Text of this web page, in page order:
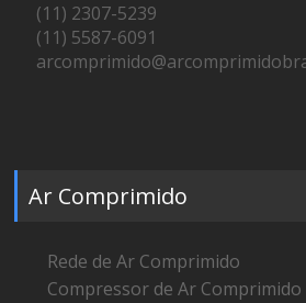
(11) 2307-5239
(11) 5587-6091
Ar Comprimido
Rede de Ar Comprimido
Compressor de Ar Comprimido